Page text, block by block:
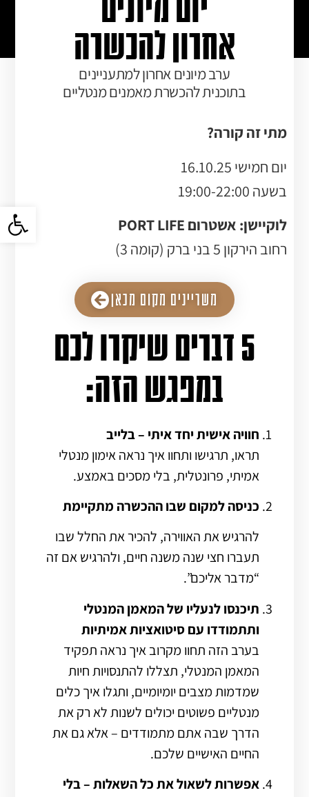
פתח
יום מיונים
אחרון להכשרה
ערב מיונים אחרון למתעניינים
בתוכנית להכשרת מאמנים מנטליים
מתי זה קורה?
יום חמישי 16.10.25
בשעה 19:00-22:00
לוקיישן: אשטרום PORT LIFE
רחוב הירקון 5 בני ברק (קומה 3)
משריינים מקום מכאן
5 דברים שיקרו לכם
במפגש הזה:
חוויה אישית יחד איתי – בלייב
תראו, תרגישו ותחוו איך נראה אימון מנטלי
אמיתי, פרונטלית, בלי מסכים באמצע.
כניסה למקום שבו ההכשרה מתקיימת
להרגיש את האווירה, להכיר את החלל שבו
תעברו חצי שנה משנה חיים, ולהרגיש אם זה
“מדבר אליכם”.
תיכנסו לנעליו של המאמן המנטלי
ותתמודדו עם סיטואציות אמיתיות
בערב הזה תחוו מקרוב איך נראה תפקיד
המאמן המנטלי, תצללו להתנסויות חיות
שמדמות מצבים יומיומיים, ותגלו איך כלים
מנטליים פשוטים יכולים לשנות לא רק את
הדרך שבה אתם מתמודדים – אלא גם את
החיים האישיים שלכם.
אפשרות לשאול את כל השאלות – בלי